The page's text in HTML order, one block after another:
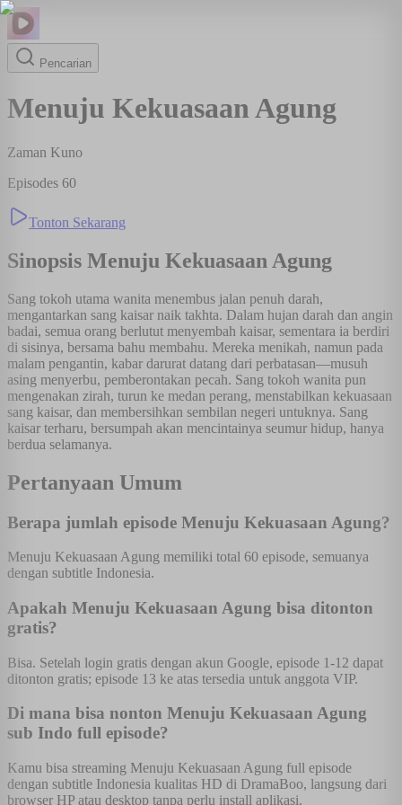
Pencarian
Menuju Kekuasaan Agung
Zaman Kuno
Episodes 60
Tonton Sekarang
Sinopsis Menuju Kekuasaan Agung
Sang tokoh utama wanita menembus jalan penuh darah,
mengantarkan sang kaisar naik takhta. Dalam hujan darah dan angin
badai, semua orang berlutut menyembah kaisar, sementara ia berdiri
di sisinya, bersama bahu membahu. Mereka menikah, namun pada
malam pengantin, kabar darurat datang dari perbatasan—musuh
asing menyerbu, pemberontakan pecah. Sang tokoh wanita pun
mengenakan zirah, turun ke medan perang, menstabilkan kekuasaan
sang kaisar, dan membersihkan sembilan negeri untuknya. Sang
kaisar terharu, bersumpah akan mencintainya seumur hidup, hanya
berdua selamanya.
Pertanyaan Umum
Berapa jumlah episode Menuju Kekuasaan Agung?
Menuju Kekuasaan Agung memiliki total 60 episode, semuanya
dengan subtitle Indonesia.
Apakah Menuju Kekuasaan Agung bisa ditonton
gratis?
Bisa. Setelah login gratis dengan akun Google, episode 1-12 dapat
ditonton gratis; episode 13 ke atas tersedia untuk anggota VIP.
Di mana bisa nonton Menuju Kekuasaan Agung
sub Indo full episode?
Kamu bisa streaming Menuju Kekuasaan Agung full episode
dengan subtitle Indonesia kualitas HD di DramaBoo, langsung dari
browser HP atau desktop tanpa perlu install aplikasi.